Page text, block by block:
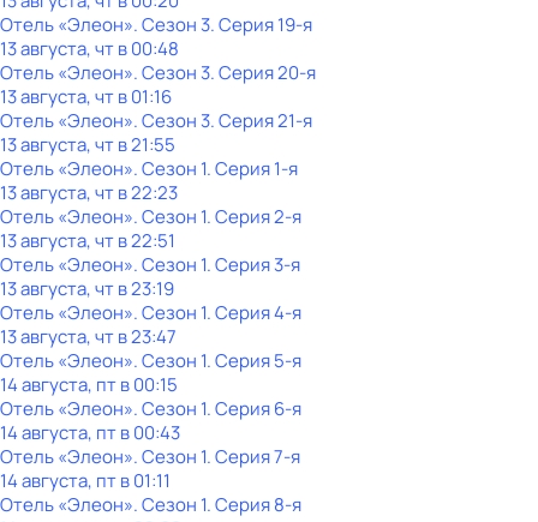
Отель «Элеон». Сезон 3. Серия 19-я
13 августа, чт в 00:48
Отель «Элеон». Сезон 3. Серия 20-я
13 августа, чт в 01:16
Отель «Элеон». Сезон 3. Серия 21-я
13 августа, чт в 21:55
Отель «Элеон». Сезон 1. Серия 1-я
13 августа, чт в 22:23
Отель «Элеон». Сезон 1. Серия 2-я
13 августа, чт в 22:51
Отель «Элеон». Сезон 1. Серия 3-я
13 августа, чт в 23:19
Отель «Элеон». Сезон 1. Серия 4-я
13 августа, чт в 23:47
Отель «Элеон». Сезон 1. Серия 5-я
14 августа, пт в 00:15
Отель «Элеон». Сезон 1. Серия 6-я
14 августа, пт в 00:43
Отель «Элеон». Сезон 1. Серия 7-я
14 августа, пт в 01:11
Отель «Элеон». Сезон 1. Серия 8-я